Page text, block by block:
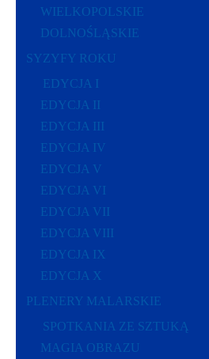
WIELKOPOLSKIE
DOLNOŚLĄSKIE
SYZYFY ROKU
EDYCJA I
EDYCJA II
EDYCJA III
EDYCJA IV
EDYCJA V
EDYCJA VI
EDYCJA VII
EDYCJA VIII
EDYCJA IX
EDYCJA X
PLENERY MALARSKIE
SPOTKANIA ZE SZTUKĄ
MAGIA OBRAZU